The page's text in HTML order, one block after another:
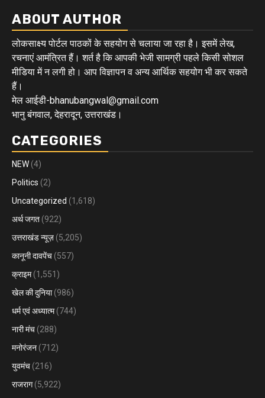
ABOUT AUTHOR
लोकसाक्ष्य पोर्टल पाठकों के सहयोग से चलाया जा रहा है। इसमें लेख,
रचनाएं आमंत्रित हैं। शर्त है कि आपकी भेजी सामग्री पहले किसी सोशल
मीडिया में न लगी हो। आप विज्ञापन व अन्य आर्थिक सहयोग भी कर सकते
हैं।
मेल आईडी-bhanubangwal@gmail.com
भानु बंगवाल, देहरादून, उत्तराखंड।
CATEGORIES
NEW (4)
Politics (2)
Uncategorized (1,618)
अर्थ जगत (922)
उत्तराखंड न्यूज़ (5,205)
कानूनी दावपेंच (557)
क्राइम(1,551)
खेल की दुनिया(986)
धर्म एवं अध्यात्म(744)
नारी मंच (288)
मनोरंजन (712)
युवमंच (216)
राजराग(5,922)